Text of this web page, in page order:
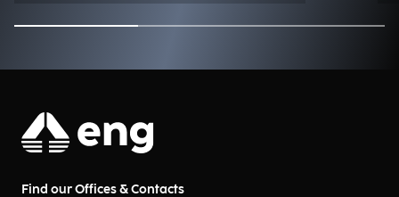
Find our Offices & Contacts